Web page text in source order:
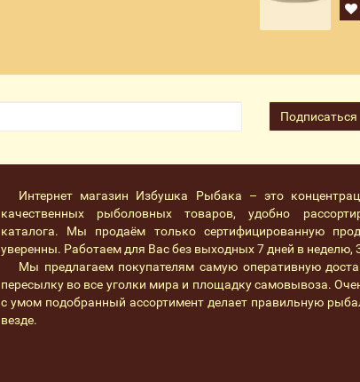
Подписаться
Интернет магазин Избушка Рыбака – это
качественных рыболовных товаров, удобно
каталога. Мы продаём только сертифицированную
уверенны. Работаем для Вас без выходных 7 дней в неделю,
Мы предлагаем покупателям самую оперативную
пересылку во все уголки мира и площадку самовывоза.
с умом подобранный ассортимент делает правильную
везде.